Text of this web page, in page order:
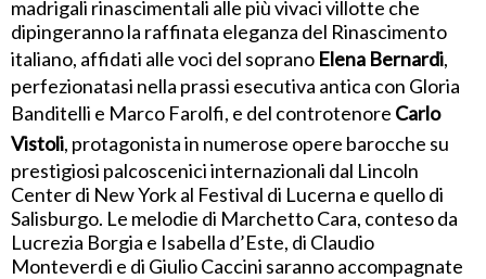
madrigali rinascimentali alle più vivaci villotte che
dipingeranno la raffinata eleganza del Rinascimento
italiano, affidati alle voci del soprano Elena Bernardi,
perfezionatasi nella prassi esecutiva antica con Gloria
Banditelli e Marco Farolfi, e del controtenore Carlo
Vistoli, protagonista in numerose opere barocche su
prestigiosi palcoscenici internazionali dal Lincoln
Center di New York al Festival di Lucerna e quello di
Salisburgo. Le melodie di Marchetto Cara, conteso da
Lucrezia Borgia e Isabella d’Este, di Claudio
Monteverdi e di Giulio Caccini saranno accompagnate